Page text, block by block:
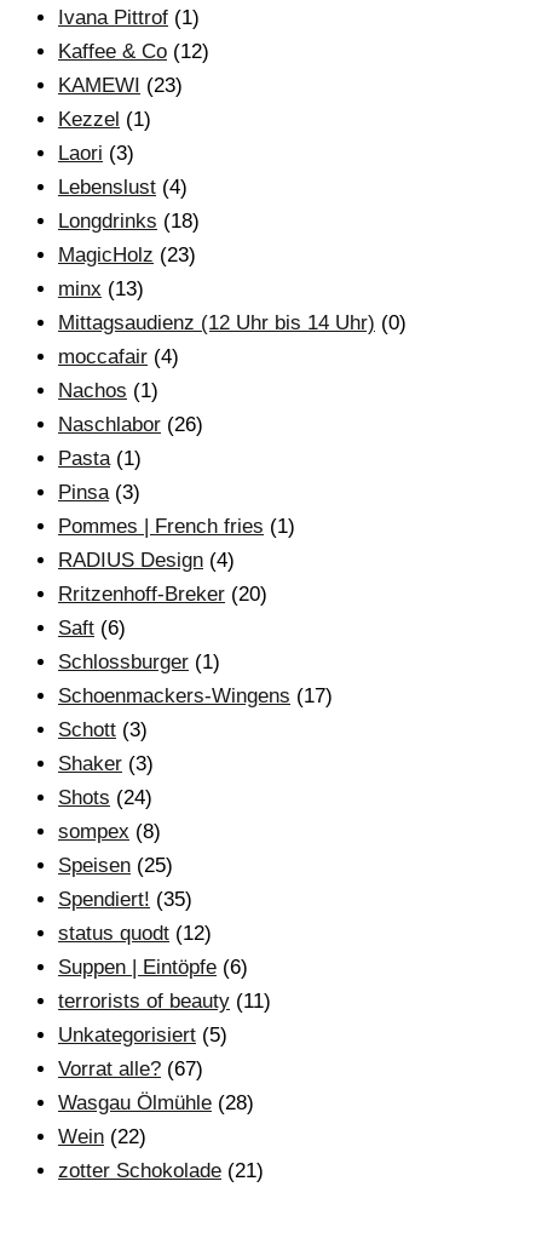
Ivana Pittrof (1)
Kaffee & Co (12)
KAMEWI (23)
Kezzel (1)
Laori (3)
Lebenslust (4)
Longdrinks (18)
MagicHolz (23)
minx (13)
Mittagsaudienz (12 Uhr bis 14 Uhr) (0)
moccafair (4)
Nachos (1)
Naschlabor (26)
Pasta (1)
Pinsa (3)
Pommes | French fries (1)
RADIUS Design (4)
Rritzenhoff-Breker (20)
Saft (6)
Schlossburger (1)
Schoenmackers-Wingens (17)
Schott (3)
Shaker (3)
Shots (24)
sompex (8)
Speisen (25)
Spendiert! (35)
status quodt (12)
Suppen | Eintöpfe (6)
terrorists of beauty (11)
Unkategorisiert (5)
Vorrat alle? (67)
Wasgau Ölmühle (28)
Wein (22)
zotter Schokolade (21)